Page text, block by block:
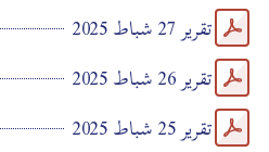
تقرير 27 شباط 2025
تقرير 26 شباط 2025
تقرير 25 شباط 2025